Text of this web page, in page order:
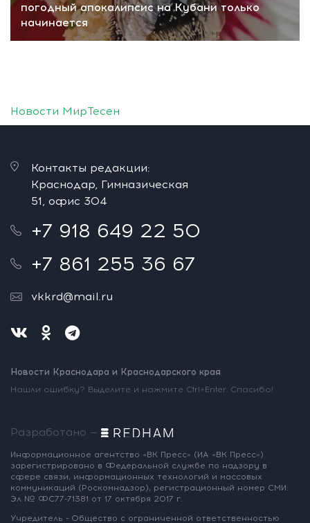
погодный апокалипсис на Кубани только
начинается
Новости МирТесен
Контакты редакции:
Краснодар, Гимназическая
51, офис 304
+7 918 649 22 50
+7 861 255 36 67
vkkrd@mail.ru
Новости Краснодара и Краснодарского края
Нашли ошибку? Выделите и нажмите Ctrl+Enter. Спасибо!
Разработано —
Информационное агентство «ВК Пресс» (ИА «ВК Пресс»)
зарегистрировано в Федеральной службе по надзору в
сфере связи, информационных технологий и массовых
коммуникаций (Роскомнадзор), регистрационный номер СМИ:
Эл № ФС77-71381 от 17 октября 2017 г.
Учредитель - Общество с ограниченной ответственностью